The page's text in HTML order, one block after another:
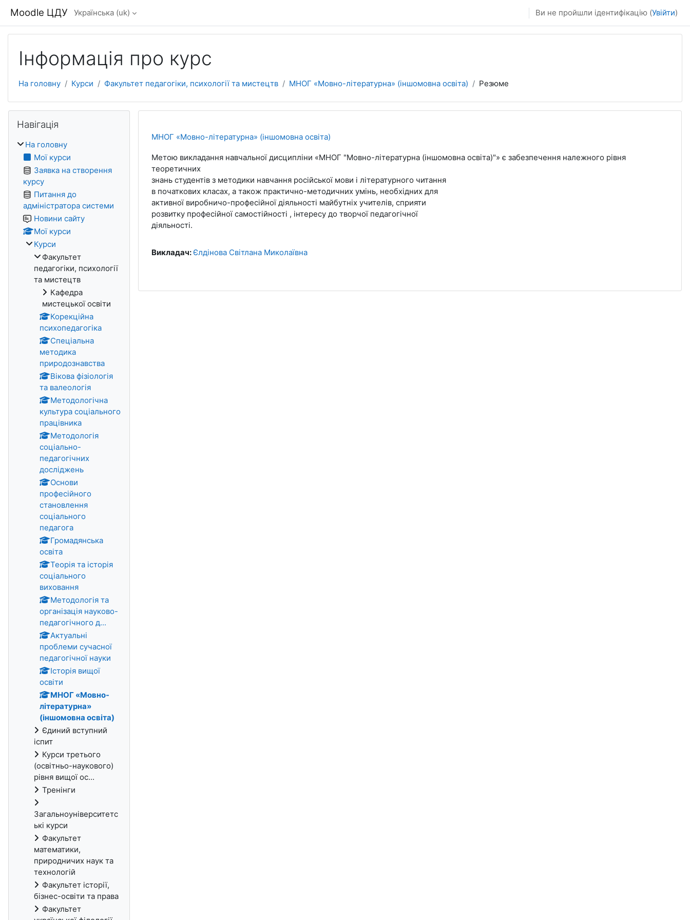
Moodle ЦДУ Українська ‎(uk)‎ Ви не пройшли ідентифікацію (Увійти)
Інформація про курс
На головну Курси Факультет педагогіки, психології та мистецтв МНОГ «Мовно-літературна» (іншомовна освіта) Резюме
МНОГ «Мовно-літературна» (іншомовна освіта)
Метою викладання навчальної дисципліни «МНОГ "Мовно-літературна (іншомовна освіта)"» є забезпечення належного рівня
теоретичних
знань студентів з методики навчання російської мови і літературного читання
в початкових класах, а також практично-методичних умінь, необхідних для
активної виробничо-професійної діяльності майбутніх учителів, сприяти
розвитку професійної самостійності , інтересу до творчої педагогічної
діяльності.
Викладач:Єлдінова Світлана Миколаївна
Блоки
Навігація
На головну
Мої курси
Заявка на створення
курсу
Питання до
адміністратора системи
Новини сайту
Мої курси
Курси
Факультет
педагогіки, психології
та мистецтв
Кафедра
мистецької освіти
Корекційна
психопедагогіка
Спеціальна
методика
природознавства
Вікова фізіологія
та валеологія
Методологічна
культура соціального
працівника
Методологія
соціально-
педагогічних
досліджень
Основи
професійного
становлення
соціального
педагога
Громадянська
освіта
Теорія та історія
соціального
виховання
Методологія та
організація науково-
педагогічного д...
Актуальні
проблеми сучасної
педагогічної науки
Історія вищої
освіти
МНОГ «Мовно-
літературна»
(іншомовна освіта)
Єдиний вступний
іспит
Курси третього
(освітньо-наукового)
рівня вищої ос...
Тренінги
Загальноуніверситетс
ькі курси
Факультет
математики,
природничих наук та
технологій
Факультет історії,
бізнес-освіти та права
Факультет